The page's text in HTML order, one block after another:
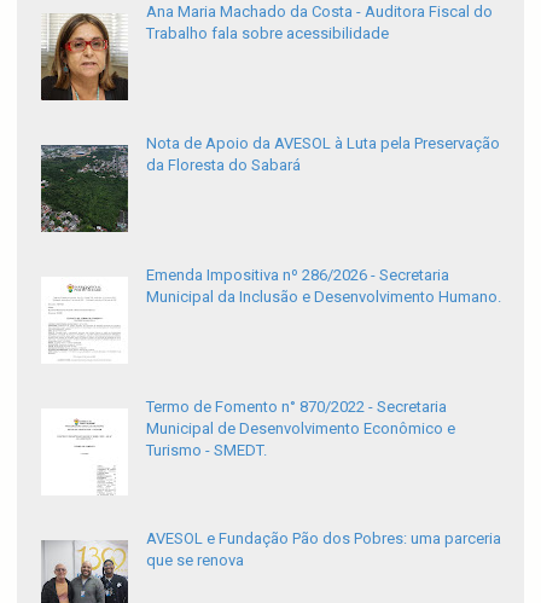
Ana Maria Machado da Costa - Auditora Fiscal do
Trabalho fala sobre acessibilidade
Nota de Apoio da AVESOL à Luta pela Preservação
da Floresta do Sabará
Emenda Impositiva nº 286/2026 - Secretaria
Municipal da Inclusão e Desenvolvimento Humano.
Termo de Fomento n° 870/2022 - Secretaria
Municipal de Desenvolvimento Econômico e
Turismo - SMEDT.
AVESOL e Fundação Pão dos Pobres: uma parceria
que se renova